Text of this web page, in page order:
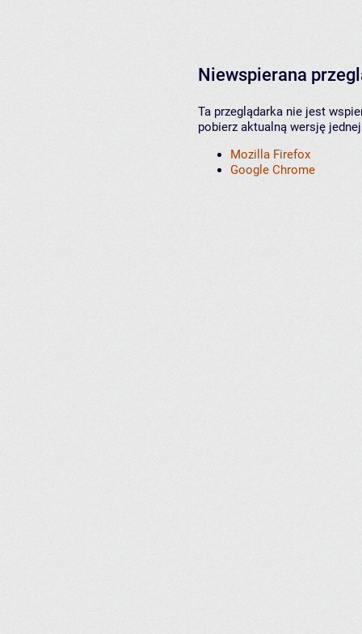
Niewspierana
Ta przeglądarka nie jest
pobierz aktualną wersję
Mozilla Firefox
Google Chrome